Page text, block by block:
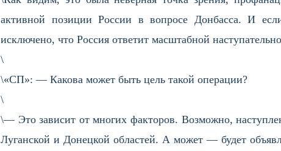
активной позиции России в вопросе Донбасса. И
исключено, что Россия ответит масштабной
\
\«СП»: — Какова может быть цель такой операции?
\
\— Это зависит от многих факторов. Возможно,
Луганской и Донецкой областей. А может — будет